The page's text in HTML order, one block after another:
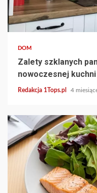
4 min read
DOM
Zalety szklanych
nowoczesnej
Redakcja 1Tops.pl 4